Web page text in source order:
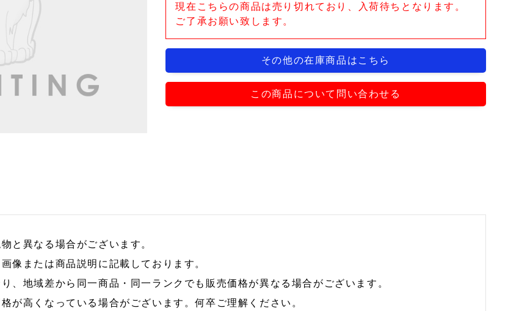
現在こちらの商品は売り切れており、入荷待ちとなります。
ご了承お願い致します。
その他の在庫商品はこちら
この商品について問い合わせる
と異なる場合がございます。
像または商品説明に記載しております。
、地域差から同一商品・同一ランクでも販売価格が異なる場合がございます。
が高くなっている場合がございます。何卒ご理解ください。